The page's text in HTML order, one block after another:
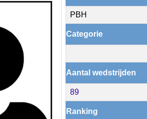
PBH
Categorie
Aantal wedstrijden
89
Ranking